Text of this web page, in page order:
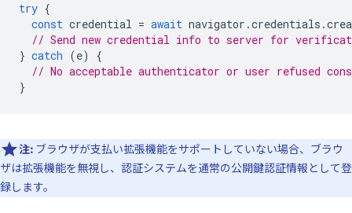
try {
const credential = await navigator .credentials .
// Send new credential info to server for
} catch (e)
{
// No acceptable authenticator or user refused
}
注: ブラウザが支払い拡張機能をサポートしていない場合、ブラウ
ザは拡張機能を無視し、認証システムを通常の公開鍵認証情報として登
録します。